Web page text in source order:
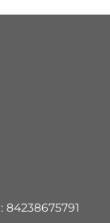
84238675791